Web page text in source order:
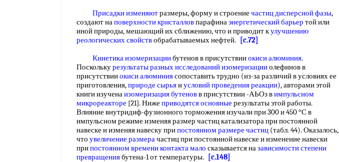
Присадки изменяютразмеры, форму и строение частиц дисперсной фазы,
создают наповерхности кристалловпарафинаэнергетический барьер той или
иной природы, мешающий их сближению, что и приводит кулучшению
реологических свойствобрабатываемых нефтей.
[c.72]
Кинетика изомеризациибутенов в присутствииокиси алюминия.
Посколькурезультаты разныхисследований изомеризацииолефинов в
присутствииокиси алюминиясопоставить трудно (из-за различий в условиях ее
приготовления,природе сырьяиусловий проведения реакции), авторами этой
книги изученаизомеризация бутеновв присутствии -АЬОз вимпульсном
микрореакторе [21]. Ниже приводятся основные результаты этой работы.
Влияние внутридиф-фузионного торможения изучали при 300 и 450 °С в
импульсном режиме изменяя размер частиц катализатора при постоянной
навеске и изменяя навеску припостоянном размере частиц (табл. 44). Оказалось,
что увеличение размерачастиц при постоянной навеске и изменение навески
припостоянном времениконтакта мало сказывается назависимости степени
превращениябутена-1 от температуры.
[c.148]